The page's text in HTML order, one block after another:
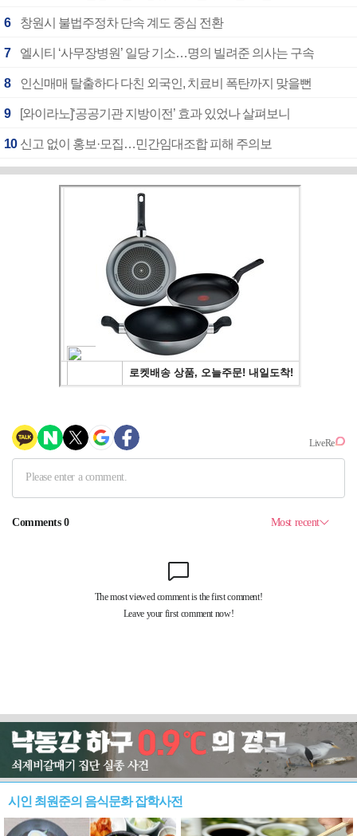
6 창원시 불법주정차 단속 계도 중심 전환
7 엘시티 ‘사무장병원’ 일당 기소…명의 빌려준 의사는 구속
8 인신매매 탈출하다 다친 외국인, 치료비 폭탄까지 맞을뻔
9 [와이라노]‘공공기관 지방이전’ 효과 있었나 살펴보니
10 신고 없이 홍보·모집…민간임대조합 피해 주의보
시인 최원준의 음식문화 잡학사전